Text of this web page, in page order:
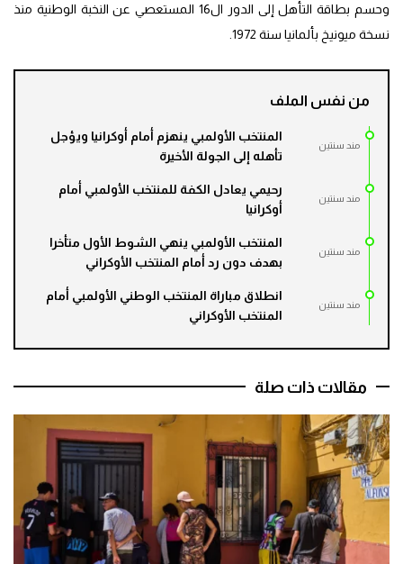
وحسم بطاقة التأهل إلى الدور ال16 المستعصي عن النخبة الوطنية منذ
نسخة ميونيخ بألمانيا سنة 1972.
من نفس الملف
مند سنتين
المنتخب الأولمبي ينهزم أمام أوكرانيا ويؤجل
تأهله إلى الجولة الأخيرة
مند سنتين
رحيمي يعادل الكفة للمنتخب الأولمبي أمام
أوكرانيا
مند سنتين
المنتخب الأولمبي ينهي الشوط الأول متأخرا
بهدف دون رد أمام المنتخب الأوكراني
مند سنتين
انطلاق مباراة المنتخب الوطني الأولمبي أمام
المنتخب الأوكراني
مقالات ذات صلة